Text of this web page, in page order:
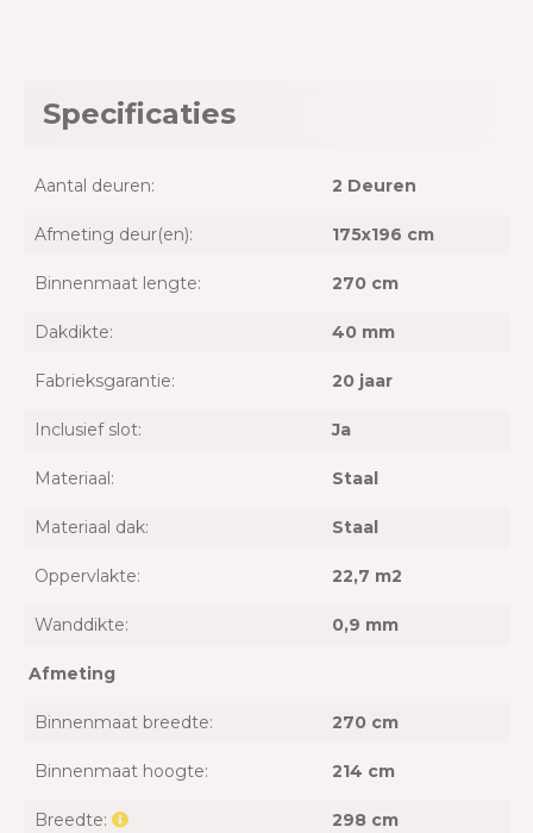
Specificaties
Aantal deuren: 2 Deuren
Afmeting deur(en): 175x196 cm
Binnenmaat lengte: 270 cm
Dakdikte: 40 mm
Fabrieksgarantie: 20 jaar
Inclusief slot: Ja
Materiaal: Staal
Materiaal dak: Staal
Oppervlakte: 22,7 m2
Wanddikte: 0,9 mm
Afmeting
Binnenmaat breedte: 270 cm
Binnenmaat hoogte: 214 cm
Breedte: 298 cm